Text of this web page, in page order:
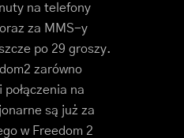
na telefony
za MMS-y
po 29 groszy.
zarówno
na
są już za
w Freedom 2